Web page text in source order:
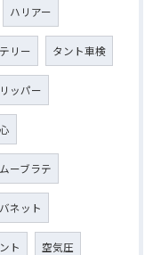
ハリアー
リー タント車検
ッパー
ムーブラテ
バネット
ト 空気圧